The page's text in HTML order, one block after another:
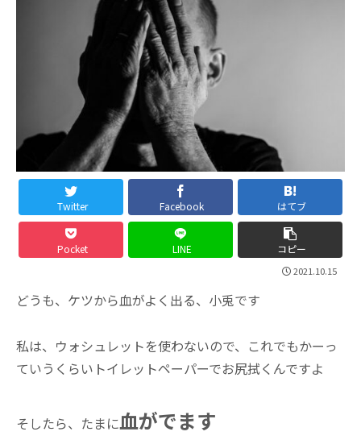
Twitter Facebook はてブ
Pocket LINE コピー
2021.10.15
どうも、ケツから血がよく出る、小兎です
私は、ウォシュレットを使わないので、これでもかーっ
ていうくらいトイレットペーパーでお尻拭くんですよ
そしたら、たまに血がでます